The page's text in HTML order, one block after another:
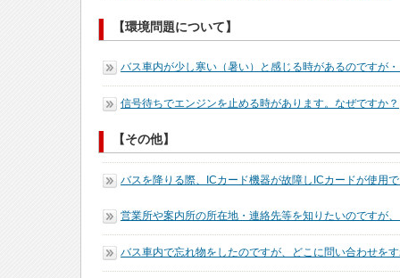
【環境問題について】
バス車内が少し寒い（暑い）と感じる時があるのですが
信号待ちでエンジンを止める時があります。なぜですか？
【その他】
バスを降りる際、ICカード機器が故障しICカードが使用
営業所や案内所の所在地・連絡先等を知りたいのですが
バス車内で忘れ物をしたのですが、どこに問い合わせを